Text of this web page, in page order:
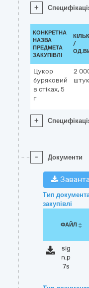
+
КОНКРЕТНА
НАЗВА
ПРЕДМЕТА
ЗАКУПІВЛІ
/
Цукор
буряковий
в стіках, 5
г
2
+
- Документи
Тип
закупівлі
ФАЙЛ
sig
n.p
7s